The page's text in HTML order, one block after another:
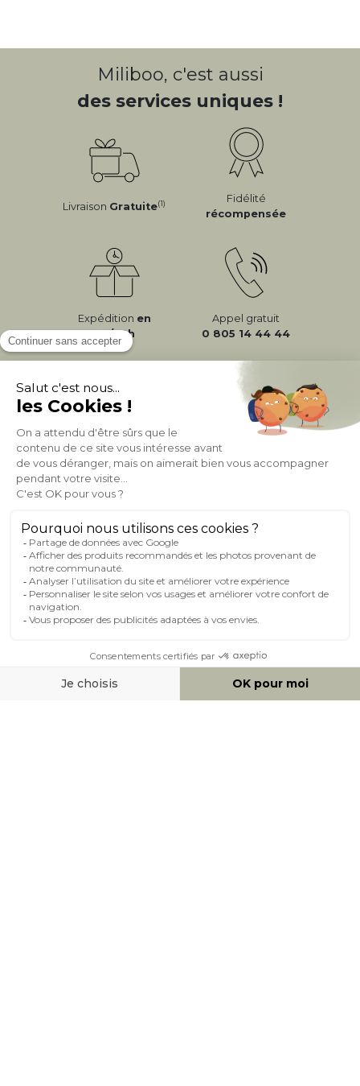
Miliboo, c'est aussi
des services uniques !
Livraison Gratuite(1)
Fidélité
récompensée
Expédition en
24/72h
Appel gratuit
0 805 14 44 44
À PROPOS DE MILIBOO
AIDE & CONTACT